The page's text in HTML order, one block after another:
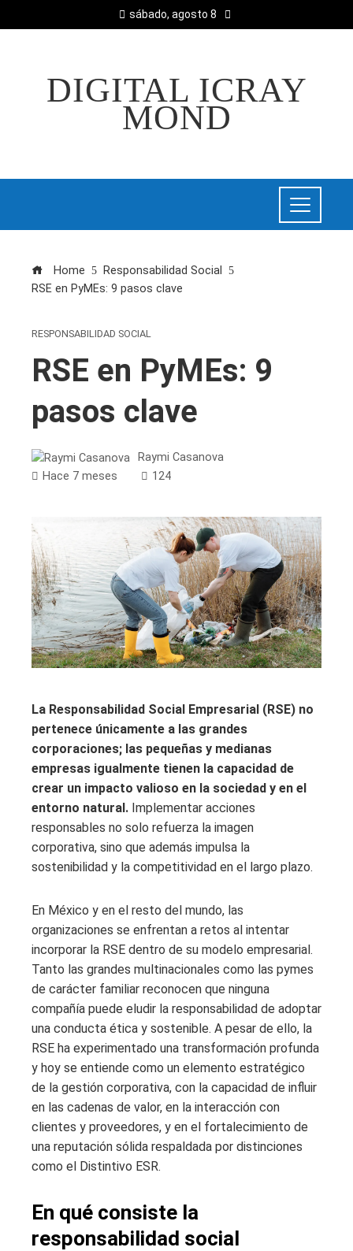
sábado, agosto 8
DIGITAL ICRAY
MOND
Home
Responsabilidad Social
RSE en PyMEs: 9 pasos clave
RESPONSABILIDAD SOCIAL
RSE en PyMEs: 9
pasos clave
Raymi Casanova
Hace 7 meses
124
La Responsabilidad Social Empresarial (RSE) no
pertenece únicamente a las grandes
corporaciones; las pequeñas y medianas
empresas igualmente tienen la capacidad de
crear un impacto valioso en la sociedad y en el
entorno natural. Implementar acciones
responsables no solo refuerza la imagen
corporativa, sino que además impulsa la
sostenibilidad y la competitividad en el largo plazo.
En México y en el resto del mundo, las
organizaciones se enfrentan a retos al intentar
incorporar la RSE dentro de su modelo empresarial.
Tanto las grandes multinacionales como las pymes
de carácter familiar reconocen que ninguna
compañía puede eludir la responsabilidad de adoptar
una conducta ética y sostenible. A pesar de ello, la
RSE ha experimentado una transformación profunda
y hoy se entiende como un elemento estratégico
de la gestión corporativa, con la capacidad de influir
en las cadenas de valor, en la interacción con
clientes y proveedores, y en el fortalecimiento de
una reputación sólida respaldada por distinciones
como el Distintivo ESR.
En qué consiste la
responsabilidad social